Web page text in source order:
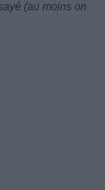
(au moins on